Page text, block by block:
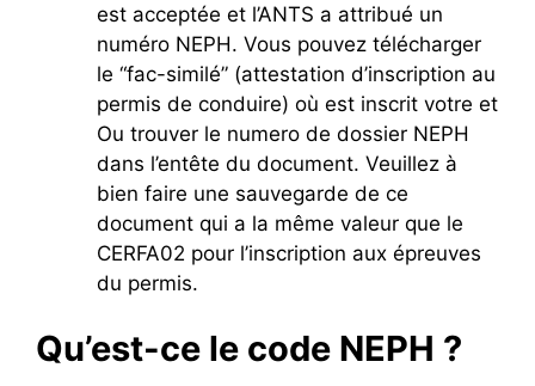
est acceptée et l’ANTS a attribué un
numéro NEPH. Vous pouvez télécharger
le “fac-similé” (attestation d’inscription au
permis de conduire) où est inscrit votre et
Ou trouver le numero de dossier NEPH
dans l’entête du document. Veuillez à
bien faire une sauvegarde de ce
document qui a la même valeur que le
CERFA02 pour l’inscription aux épreuves
du permis.
Qu’est-ce le code NEPH ?